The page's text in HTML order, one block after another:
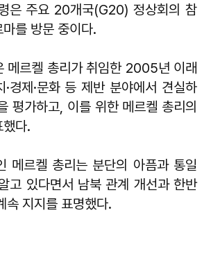
은 주요 20개국(G20) 정상회의 참
를 방문 중이다.
메르켈 총리가 취임한 2005년 이래
경제·문화 등 제반 분야에서 견실하
평가하고, 이를 위한 메르켈 총리의
다.
메르켈 총리는 분단의 아픔과 통일
고 있다면서 남북 관계 개선과 한반
속 지지를 표명했다.